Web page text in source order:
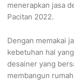
menerapkan jasa
Pacitan 2022.
Dengan memakai
kebetuhan hal
desainer yang
membangun